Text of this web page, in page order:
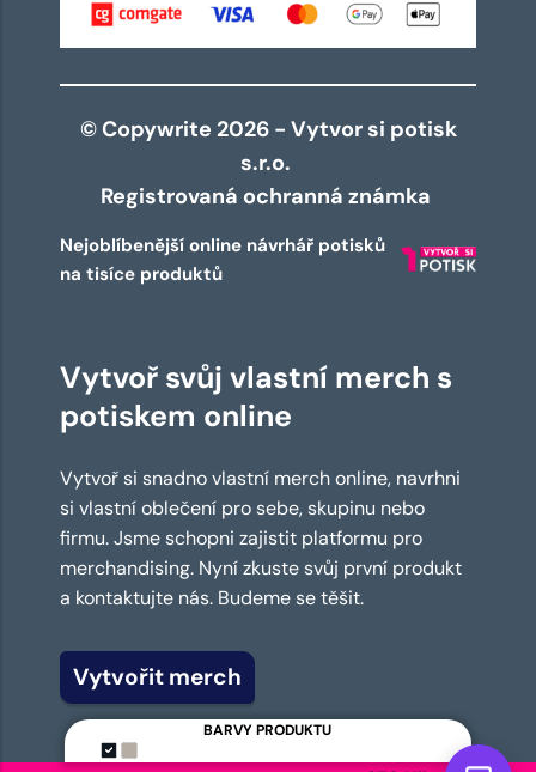
BARVY PRODUKTU
© Copywrite 2026 - Vytvor si potisk
s.r.o.
Registrovaná ochranná známka
Nejoblíbenější online návrhář potisků
na tisíce produktů
Vytvoř svůj vlastní merch s
potiskem online
Vytvoř si snadno vlastní merch online, navrhni
si vlastní oblečení pro sebe, skupinu nebo
firmu. Jsme schopni zajistit platformu pro
merchandising. Nyní zkuste svůj první produkt
a kontaktujte nás. Budeme se těšit.
Vytvořit merch